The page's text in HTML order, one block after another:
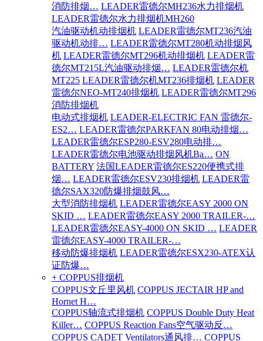
消防排烟… LEADER雷德尔MH236水力排烟机
LEADER雷德尔水力排烟机MH260
汽油驱动机动排烟机 LEADER雷德尔MT236汽油
驱动机动排… LEADER雷德尔MT280机动排烟风
机 LEADER雷德尔MT296机动排烟机 LEADER雷
德尔MT215L汽油驱动排烟… LEADER雷德尔机
MT225 LEADER雷德尔机MT236排烟机 LEADER
雷德尔NEO-MT240排烟机 LEADER雷德尔MT296
消防排烟机
电动式排烟机 LEADER-ELECTRIC FAN 雷德尔-
ES2… LEADER雷德尔PARKFAN 80电动排烟…
LEADER雷德尔ESP280-ESV280电动排…
LEADER雷德尔电池驱动排烟风机Ba… ON
BATTERY 法国LEADER雷德尔ES220便携式排
烟… LEADER雷德尔ESV230排烟机 LEADER雷
德尔SAX320防爆排烟鼓风…
大型消防排烟机 LEADER雷德尔EASY 2000 ON
SKID … LEADER雷德尔EASY 2000 TRAILER-…
LEADER雷德尔EASY-4000 ON SKID … LEADER
雷德尔EASY-4000 TRAILER-…
移动防爆排烟机 LEADER雷德尔ESX230-ATEX认
证防爆…
+ COPPUS排烟机
COPPUS文丘里风机 COPPUS JECTAIR HP and
Hornet H…
COPPUS轴流式排烟机 COPPUS Double Duty Heat
Killer… COPPUS Reaction Fans空气驱动反…
COPPUS CADET Ventilators通风排… COPPUS